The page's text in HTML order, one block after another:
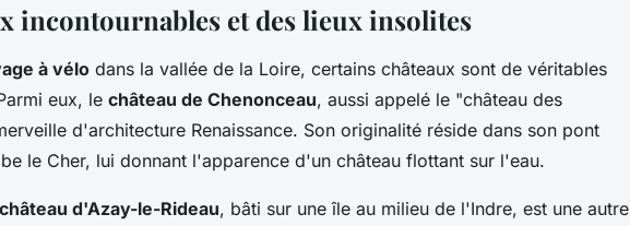
incontournables et des lieux insolites
à vélo dans la vallée de la Loire, certains châteaux sont de véritables
eux, le château de Chenonceau, aussi appelé le "château des
d'architecture Renaissance. Son originalité réside dans son pont
le Cher, lui donnant l'apparence d'un château flottant sur l'eau.
château d'Azay-le-Rideau, bâti sur une île au milieu de l'Indre, est une autre